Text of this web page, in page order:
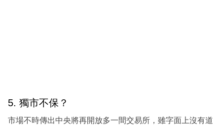
5. 獨市不保？
市場不時傳出中央將再開放多一間交易所，雖字面上沒有道